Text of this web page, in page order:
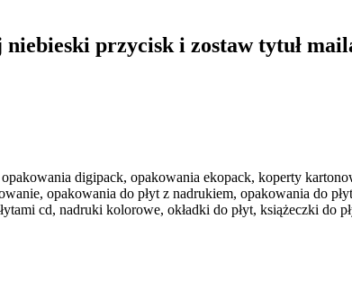
przycisk i zostaw tytuł
digipack, opakowania ekopack, koperty
opakowania do płyt z nadrukiem, opakowania do
cd, nadruki kolorowe, okładki do płyt, książeczki do